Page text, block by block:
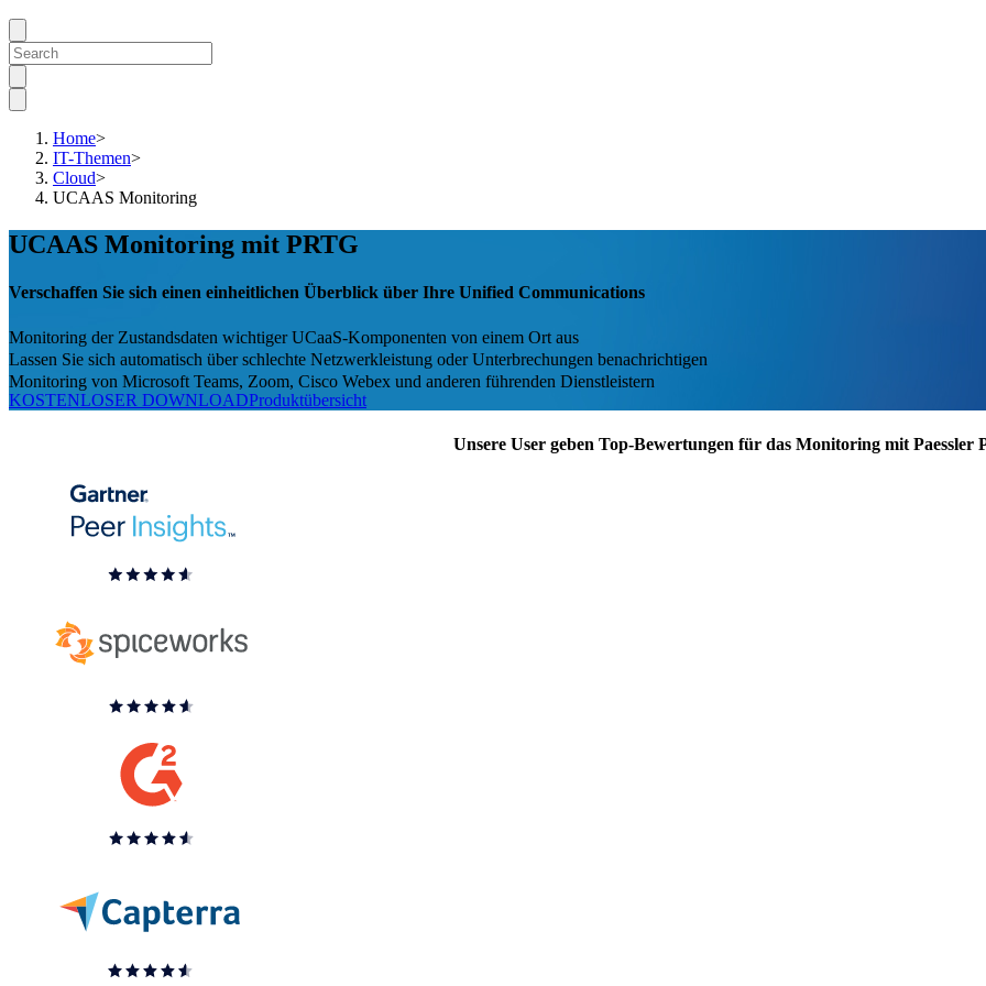
Home>
IT-Themen>
Cloud>
UCAAS Monitoring
UCAAS Monitoring mit PRTG
Verschaffen Sie sich einen einheitlichen Überblick über Ihre Unified Communications
Monitoring der Zustandsdaten wichtiger UCaaS-Komponenten von einem Ort aus
Lassen Sie sich automatisch über schlechte Netzwerkleistung oder Unterbrechungen benachrichtigen
Monitoring von Microsoft Teams, Zoom, Cisco Webex und anderen führenden Dienstleistern
KOSTENLOSER DOWNLOADProduktübersicht
Unsere User geben Top-Bewertungen für das Monitoring mit Paessler